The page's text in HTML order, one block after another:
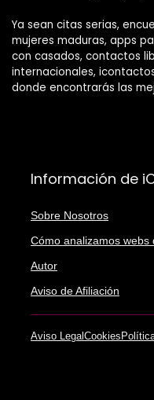
Ya sean citas serias,
mujeres maduras, apps
con casados, contactos
internacionales,
donde encontrarás las
Información de
Sobre Nosotros
Cómo analizamos webs
Autor
Aviso de Afiliación
Aviso Legal Cookies